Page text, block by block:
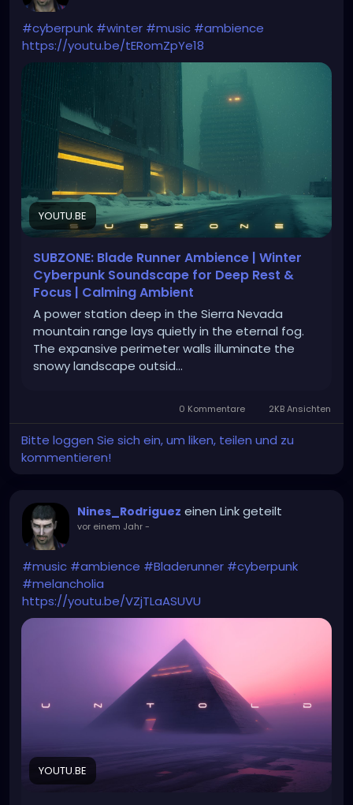
#cyberpunk #winter #music #ambience
https://youtu.be/tERomZpYe18
YOUTU.BE
SUBZONE: Blade Runner Ambience | Winter
Cyberpunk Soundscape for Deep Rest &
Focus | Calming Ambient
A power station deep in the Sierra Nevada
mountain range lays quietly in the eternal fog.
The expansive perimeter walls illuminate the
snowy landscape outsid...
0 Kommentare 2KB Ansichten
Bitte loggen Sie sich ein, um liken, teilen und zu
kommentieren!
Nines_Rodriguez einen Link geteilt
vor einem Jahr-
#music #ambience #Bladerunner #cyberpunk
#melancholia
https://youtu.be/VZjTLaASUVU
YOUTU.BE